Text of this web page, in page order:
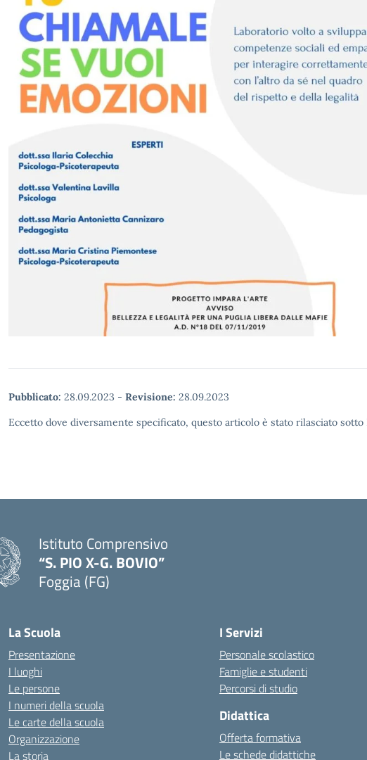
Pubblicato: 28.09.2023 - Revisione: 28.09.2023
Eccetto dove diversamente specificato, questo articolo è stato rilasciato
Istituto Comprensivo
“S. PIO X-G. BOVIO”
Foggia (FG)
La Scuola
Presentazione
I luoghi
Le persone
I numeri della scuola
Le carte della scuola
Organizzazione
La storia
I Servizi
Personale scolastico
Famiglie e studenti
Percorsi di studio
Didattica
Offerta formativa
Le schede didattiche